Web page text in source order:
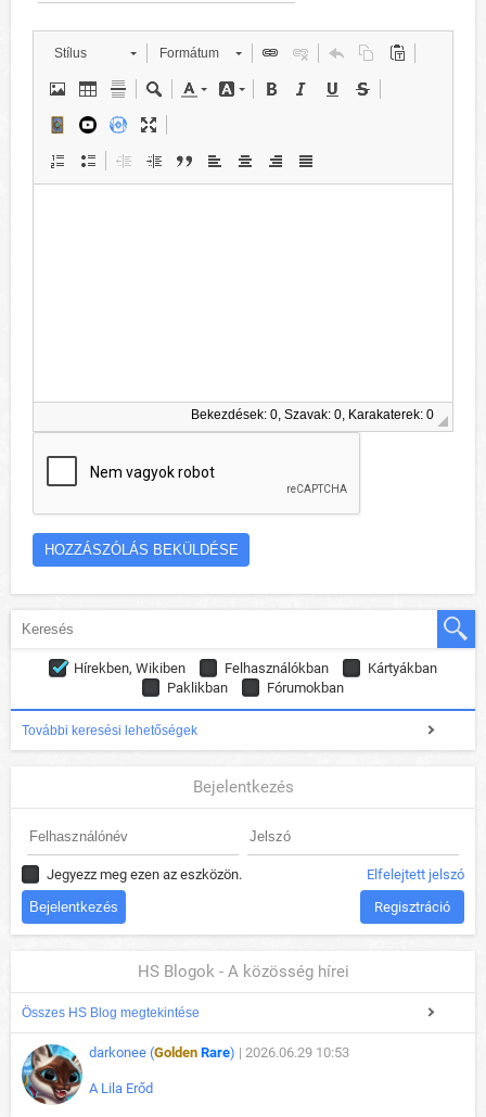
Stílus Formátum
Bekezdések: 0, Szavak: 0, Karakaterek: 0
Hírekben, Wikiben Felhasználókban
Kártyákban
Paklikban
Fórumokban
További keresési lehetőségek
Bejelentkezés
Jegyezz meg ezen az eszközön. Elfelejtett jelszó
Regisztráció
HS Blogok - A közösség hírei
Összes HS Blog megtekintése
darkonee (Golden Rare) | 2026.06.29 10:53
A Lila Erőd